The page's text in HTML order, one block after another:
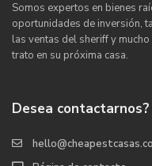
Somos expertos en bienes
oportunidades de inversión,
las ventas del sheriff y
trato en su próxima casa.
Desea contactarnos?